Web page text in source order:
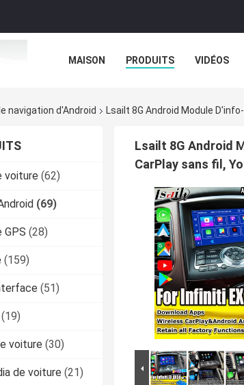
MAISON PRODUITS VIDÉOS
navigation d'Android Lsailt 8G Android Module
voiture (62)
(69)
GPS (28)
(159)
(51)
(19)
voiture (30)
de voiture (21)
Lsailt 8G Android
CarPlay sans fil,